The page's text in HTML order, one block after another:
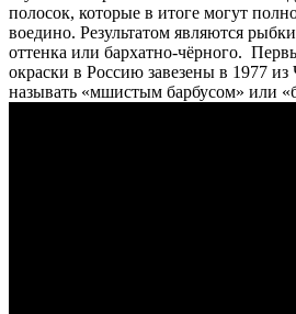
полосок, которые в итоге могут
воедино. Результатом являются
оттенка или бархатно-чёрного.
окраски в Россию завезены в 1977
называть «мшистым барбусом» или